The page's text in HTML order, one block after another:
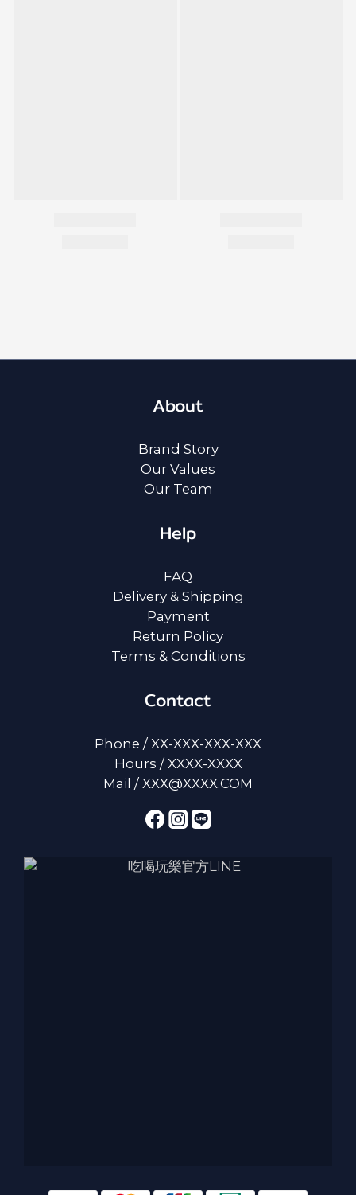
About
Brand Story
Our Values
Our Team
Help
FAQ
Delivery & Shipping
Payment
Return Policy
Terms & Conditions
Contact
Phone / XX-XXX-XXX-XXX
Hours / XXXX-XXXX
Mail / XXX@XXXX.COM